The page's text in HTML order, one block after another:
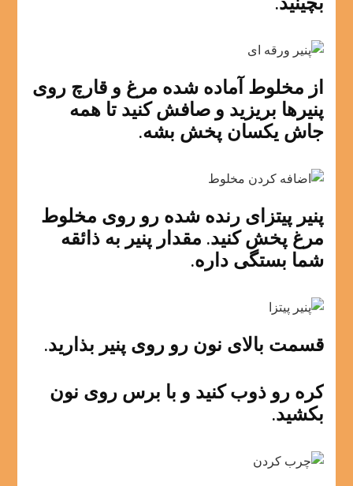
از مخلوط آماده شده مرغ و قارچ روی
پنیرها بریزید و صافش کنید تا همه
جاش یکسان پخش بشه.
پنیر پیتزای رنده شده رو روی مخلوط
مرغ پخش کنید. مقدار پنیر به ذائقه
شما بستگی داره.
قسمت بالای نون رو روی پنیر بذارید.
کره رو ذوب کنید و با برس روی نون
بکشید.